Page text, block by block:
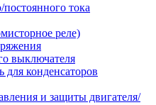
тока
реле)
выключателя
для конденсаторов
и защиты двигателя/